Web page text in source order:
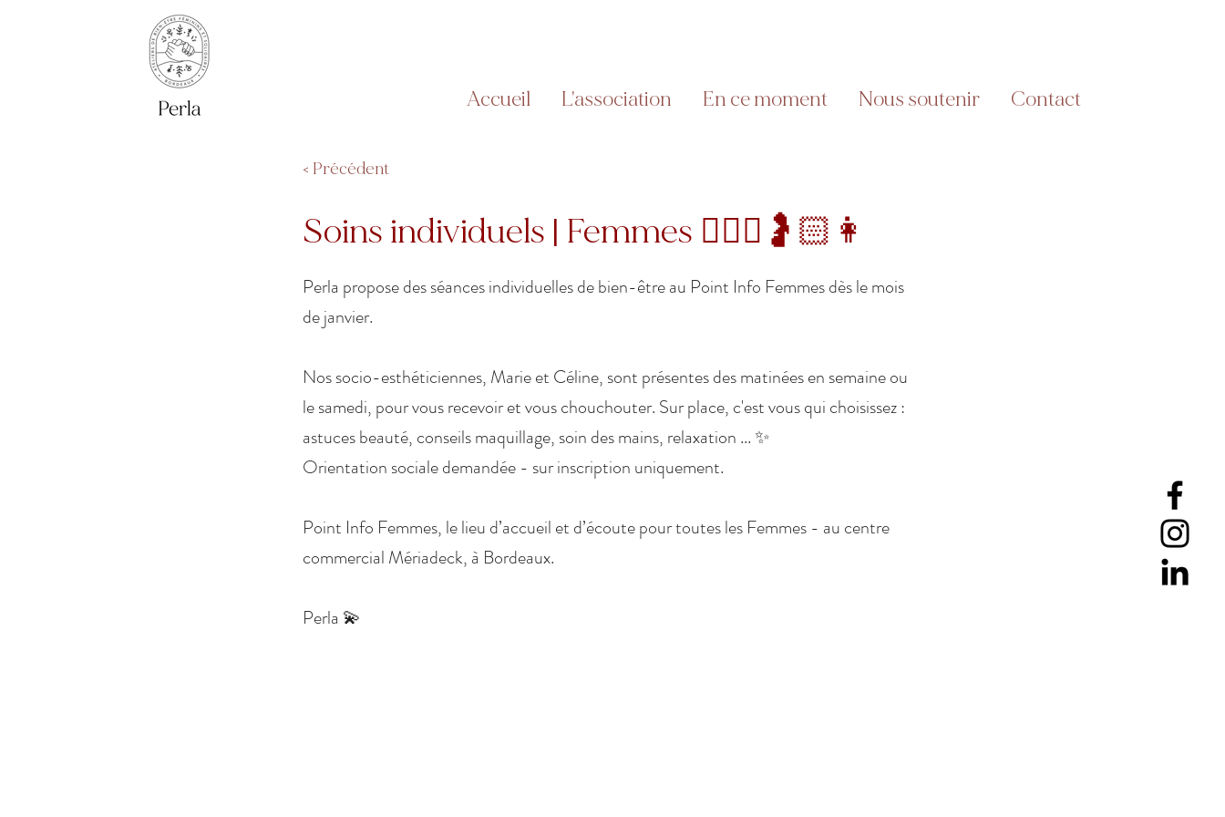
Accueil L'association En ce moment Nous soutenir Contact
< Précédent
Soins individuels | Femmes 💆🏽‍♀️🤰🏻👩‍
Perla propose des séances individuelles de bien-être au Point Info Femmes dès le mois
de janvier.
Nos socio-esthéticiennes, Marie et Céline, sont présentes des matinées en semaine ou
le samedi, pour vous recevoir et vous chouchouter. Sur place, c'est vous qui choisissez :
astuces beauté, conseils maquillage, soin des mains, relaxation ... ✨
Orientation sociale demandée - sur inscription uniquement.
Point Info Femmes, le lieu d’accueil et d’écoute pour toutes les Femmes - au centre
commercial Mériadeck, à Bordeaux.
Perla 💫